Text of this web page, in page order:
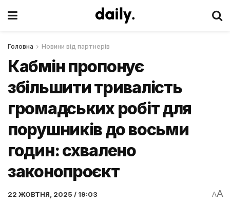
Головна Новини від партнерів
Кабмін пропонує
збільшити тривалість
громадських робіт для
порушників до восьми
годин: схвалено
законопроєкт
22 ЖОВТНЯ, 2025 / 19:03 AA